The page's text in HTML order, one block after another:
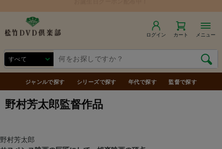
ログイン カート メニュー
ジャンルで探す シリーズで探す 年代で探す 監督で探す
野村芳太郎監督作品
野村芳太郎